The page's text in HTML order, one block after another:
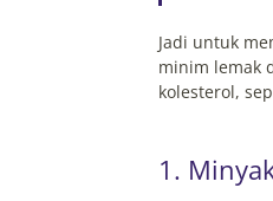
Jadi untuk
minim lemak
kolesterol,
1.